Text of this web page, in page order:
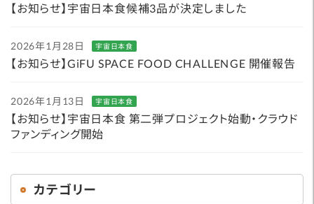
【お知らせ】宇宙日本食候補3品が決定しました
2026年1月28日 宇宙日本食
【お知らせ】GiFU SPACE FOOD CHALLENGE 開催報告
2026年1月13日 宇宙日本食
【お知らせ】宇宙日本食 第二弾プロジェクト始動・クラウド
ファンディング開始
カテゴリー